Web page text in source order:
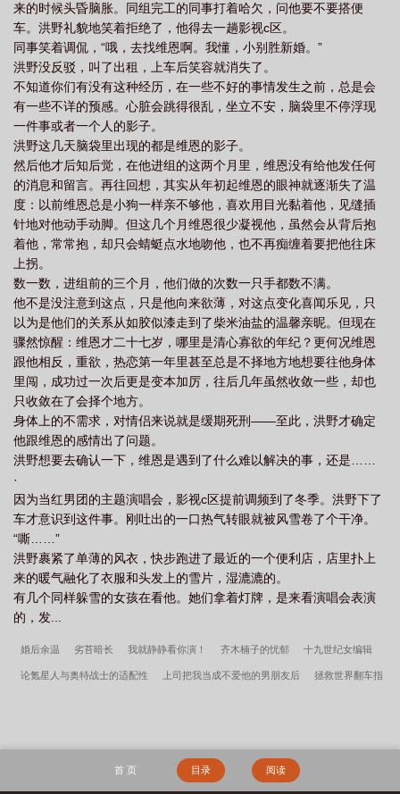
来的时候头昏脑胀。同组完工的同事打着哈欠，问他要不要搭便
车。洪野礼貌地笑着拒绝了，他得去一趟影视c区。
同事笑着调侃，“哦，去找维恩啊。我懂，小别胜新婚。”
洪野没反驳，叫了出租，上车后笑容就消失了。
不知道你们有没有这种经历，在一些不好的事情发生之前，总是会
有一些不详的预感。心脏会跳得很乱，坐立不安，脑袋里不停浮现
一件事或者一个人的影子。
洪野这几天脑袋里出现的都是维恩的影子。
然后他才后知后觉，在他进组的这两个月里，维恩没有给他发任何
的消息和留言。再往回想，其实从年初起维恩的眼神就逐渐失了温
度：以前维恩总是小狗一样亲不够他，喜欢用目光黏着他，见缝插
针地对他动手动脚。但这几个月维恩很少凝视他，虽然会从背后抱
着他，常常抱，却只会蜻蜓点水地吻他，也不再痴缠着要把他往床
上拐。
数一数，进组前的三个月，他们做的次数一只手都数不满。
他不是没注意到这点，只是他向来欲薄，对这点变化喜闻乐见，只
以为是他们的关系从如胶似漆走到了柴米油盐的温馨亲昵。但现在
骤然惊醒：维恩才二十七岁，哪里是清心寡欲的年纪？更何况维恩
跟他相反，重欲，热恋第一年里甚至总是不择地方地想要往他身体
里闯，成功过一次后更是变本加厉，往后几年虽然收敛一些，却也
只收敛在了会择个地方。
身体上的不需求，对情侣来说就是缓期死刑——至此，洪野才确定
他跟维恩的感情出了问题。
洪野想要去确认一下，维恩是遇到了什么难以解决的事，还是……
·
因为当红男团的主题演唱会，影视c区提前调频到了冬季。洪野下了
车才意识到这件事。刚吐出的一口热气转眼就被风雪卷了个干净。
“嘶……”
洪野裹紧了单薄的风衣，快步跑进了最近的一个便利店，店里扑上
来的暖气融化了衣服和头发上的雪片，湿漉漉的。
有几个同样躲雪的女孩在看他。她们拿着灯牌，是来看演唱会表演
的，发...
婚后余温 劣苔暗长 我就静静看你演！ 齐木楠子的忧郁 十九世纪女编辑
论氪星人与奥特战士的适配性 上司把我当成不爱他的男朋友后 拯救世界翻车指
掏空家底，资本家大小姐嫁军少 李小萌周文瑞小说笔趣阁
首 页 目录 阅读